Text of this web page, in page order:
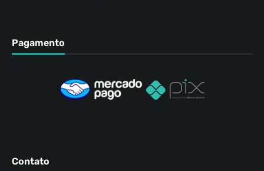
Pagamento
Contato